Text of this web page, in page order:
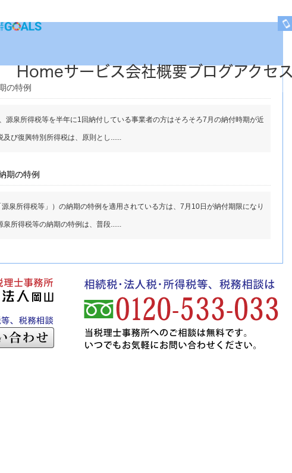
Homeサービス会社概要ブログアクセス
の特例
源泉所得税等を半年に1回納付している事業者の方はそろそろ7月の納付時期が近
び復興特別所得税は、原則とし......
期の特例
泉所得税等」）の納期の特例を適用されている方は、7月10日が納付期限になり
所得税等の納期の特例は、普段......